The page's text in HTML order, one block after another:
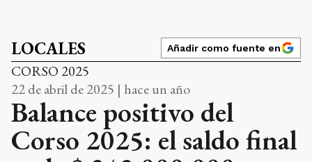
LOCALES Añadir como fuente en
CORSO 2025
22 de abril de 2025 | hace un año
Balance positivo del
Corso 2025: el saldo final